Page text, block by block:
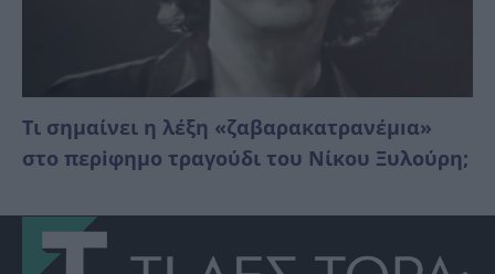
Τι σημαίνει η λέξη «ζαβαρακατρανέμıα»
στο περiφημο τραγούδι του Νίκου Ξυλούρη;